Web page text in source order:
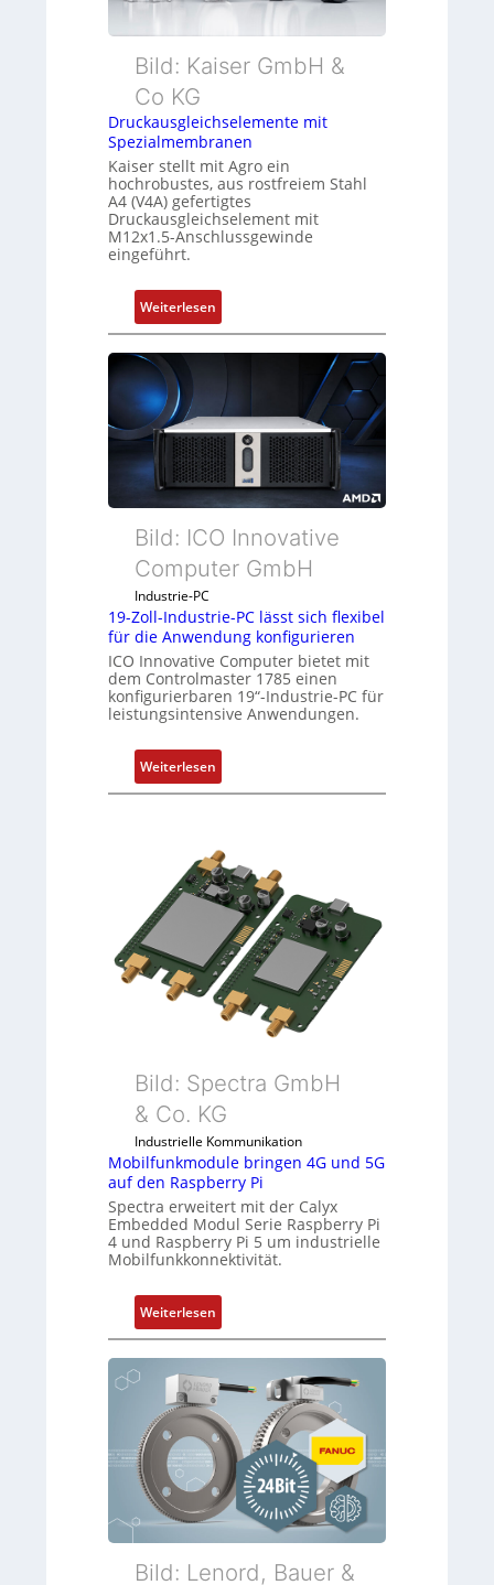
Bild: Kaiser GmbH &
Co KG
Druckausgleichselemente mit
Spezialmembranen
Kaiser stellt mit Agro ein
hochrobustes, aus rostfreiem Stahl
A4 (V4A) gefertigtes
Druckausgleichselement mit
M12x1.5-Anschlussgewinde
eingeführt.
Weiterlesen
D
r
k
a
u
s
g
l
e
c
h
e
l
e
m
n
m
i
t
p
e
z
m
e
m
b
r
a
n
e
Bild: ICO Innovative
Computer GmbH
Industrie-PC
19-Zoll-Industrie-PC lässt sich flexibel
für die Anwendung konfigurieren
ICO Innovative Computer bietet mit
dem Controlmaster 1785 einen
konfigurierbaren 19“-Industrie-PC für
leistungsintensive Anwendungen.
Weiterlesen
1
Z
o
l
-
I
n
d
t
r
i
e
-
P
C
s
t
i
c
h
f
l
e
b
Bild: Spectra GmbH
& Co. KG
Industrielle Kommunikation
Mobilfunkmodule bringen 4G und 5G
auf den Raspberry Pi
Spectra erweitert mit der Calyx
Embedded Modul Serie Raspberry Pi
4 und Raspberry Pi 5 um industrielle
Mobilfunkkonnektivität.
Weiterlesen
M
o
b
i
l
u
n
k
m
o
Bild: Lenord, Bauer &